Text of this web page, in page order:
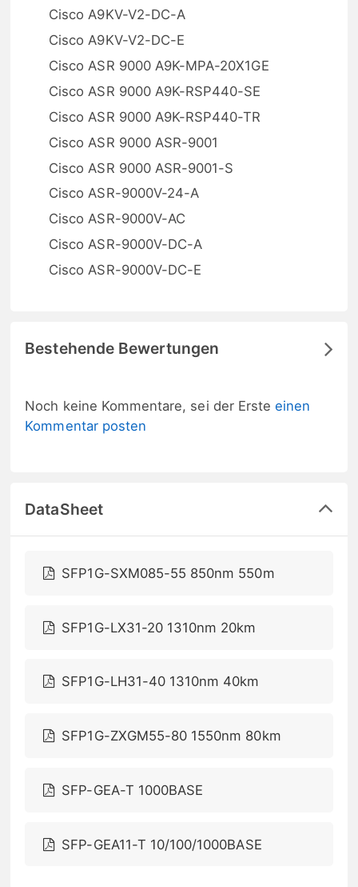
Cisco A9KV-V2-DC-A
Cisco A9KV-V2-DC-E
Cisco ASR 9000 A9K-MPA-20X1GE
Cisco ASR 9000 A9K-RSP440-SE
Cisco ASR 9000 A9K-RSP440-TR
Cisco ASR 9000 ASR-9001
Cisco ASR 9000 ASR-9001-S
Cisco ASR-9000V-24-A
Cisco ASR-9000V-AC
Cisco ASR-9000V-DC-A
Cisco ASR-9000V-DC-E
Bestehende Bewertungen
Noch keine Kommentare, sei der Ersteeinen
Kommentar posten
DataSheet
SFP1G-SXM085-55 850nm 550m
SFP1G-LX31-20 1310nm 20km
SFP1G-LH31-40 1310nm 40km
SFP1G-ZXGM55-80 1550nm 80km
SFP-GEA-T 1000BASE
SFP-GEA11-T 10/100/1000BASE